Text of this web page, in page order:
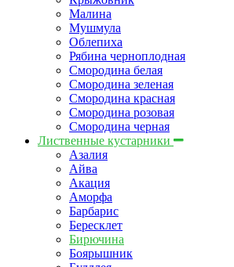
Малина
Мушмула
Облепиха
Рябина черноплодная
Смородина белая
Смородина зеленая
Смородина красная
Смородина розовая
Смородина черная
Лиственные кустарники
Азалия
Айва
Акация
Аморфа
Барбарис
Бересклет
Бирючина
Боярышник